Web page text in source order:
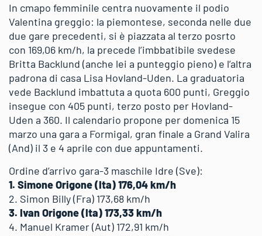
In cmapo femminile centra nuovamente il podio
Valentina greggio: la piemontese, seconda nelle due
due gare precedenti, si è piazzata al terzo posrto
con 169,06 km/h, la precede l’imbbatibile svedese
Britta Backlund (anche lei a punteggio pieno) e l’altra
padrona di casa Lisa Hovland-Uden. La graduatoria
vede Backlund imbattuta a quota 600 punti, Greggio
insegue con 405 punti, terzo posto per Hovland-
Uden a 360. Il calendario propone per domenica 15
marzo una gara a Formigal, gran finale a Grand Valira
(And) il 3 e 4 aprile con due appuntamenti.
Ordine d’arrivo gara-3 maschile Idre (Sve):
1. Simone Origone (Ita) 176,04 km/h
2. Simon Billy (Fra) 173,68 km/h
3. Ivan Origone (Ita) 173,33 km/h
4. Manuel Kramer (Aut) 172,91 km/h